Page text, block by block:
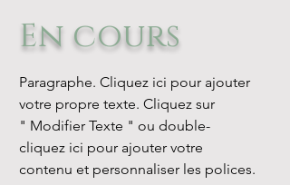
En cours
Paragraphe. Cliquez ici pour ajouter
votre propre texte. Cliquez sur
" Modifier Texte " ou double-
cliquez ici pour ajouter votre
contenu et personnaliser les polices.